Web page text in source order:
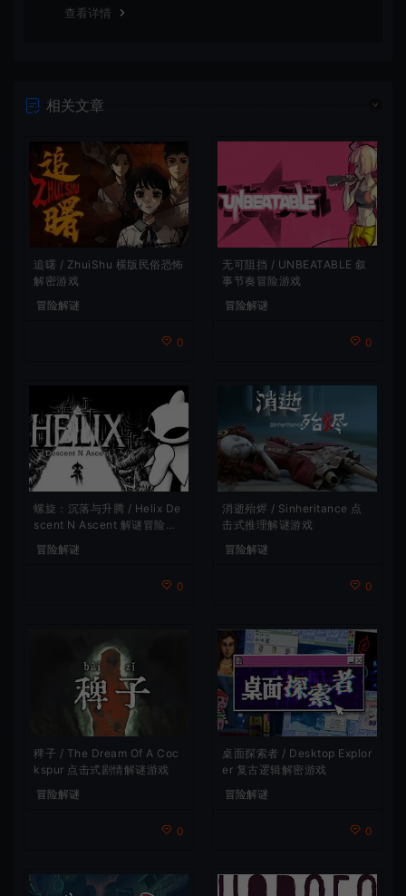
查看详情
相关文章
追曙 / ZhuiShu 横版民俗恐怖
解密游戏
冒险解谜
0
无可阻挡 / UNBEATABLE 叙
事节奏冒险游戏
冒险解谜
0
螺旋：沉落与升腾 / Helix De
scent N Ascent 解谜冒险游
冒险解谜
0
消逝殆烬 / Sinheritance 点
击式推理解谜游戏
冒险解谜
0
稗子 / The Dream Of A Coc
kspur 点击式剧情解谜游戏
冒险解谜
0
桌面探索者 / Desktop Explor
er 复古逻辑解密游戏
冒险解谜
0